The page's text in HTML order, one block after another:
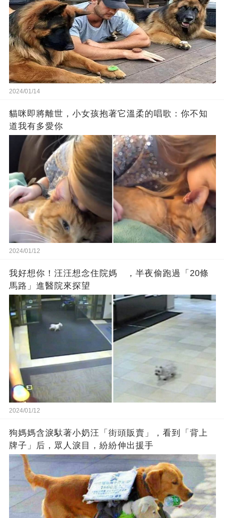
2024/01/14
貓咪即將離世，小女孩抱著它溫柔的唱歌：你不知
道我有多愛你
2024/01/12
我好想你！汪汪想念住院媽 ，半夜偷跑過「20條
馬路」進醫院來探望
2024/01/12
狗媽媽含淚馱著小奶汪「街頭販賣」，看到「背上
牌子」后，眾人淚目，紛紛伸出援手